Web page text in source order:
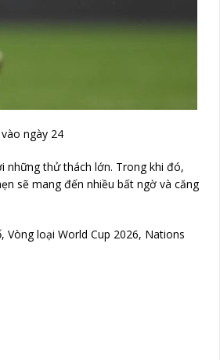
ngày 24
những thử thách lớn. Trong khi đó,
sẽ mang đến nhiều bất ngờ và căng
loại World Cup 2026, Nations